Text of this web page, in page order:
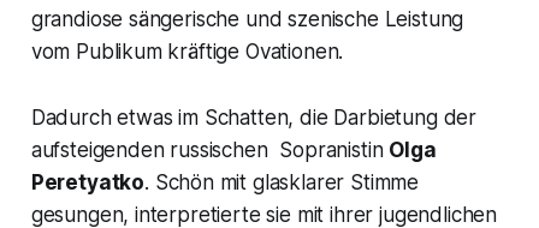
grandiose sängerische und szenische Leistung
vom Publikum kräftige Ovationen.
Dadurch etwas im Schatten, die Darbietung der
aufsteigenden russischen Sopranistin Olga
Peretyatko. Schön mit glasklarer Stimme
gesungen, interpretierte sie mit ihrer jugendlichen